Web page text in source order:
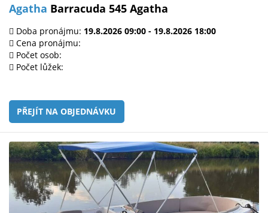
Agatha Barracuda 545 Agatha
Doba pronájmu: 19.8.2026 09:00 - 19.8.2026 18:00
Cena pronájmu:
Počet osob:
Počet lůžek:
PŘEJÍT NA OBJEDNÁVKU